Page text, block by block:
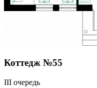
Коттедж №55
III очередь